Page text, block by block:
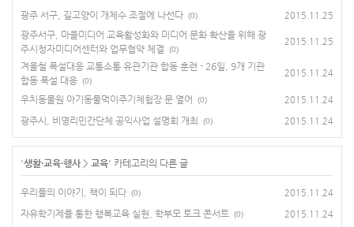
광주 서구, 길고양이 개체수 조절에 나선다 (0) 2015.11.25
광주서구, 마을미디어 교육활성화와 미디어 문화 확산을 위해 광
주시청자미디어센터와 업무협약 체결
(0)
2015.11.25
겨울철 폭설대응 교통소통 유관기관 합동 훈련 - 26일, 9개 기관
합동 폭설 대응 (0)
2015.11.24
우치동물원 아기동물먹이주기체험장 문 열어 (0) 2015.11.24
광주시, 비영리민간단체 공익사업 설명회 개최 (0) 2015.11.24
'생활·교육·행사> 교육' 카테고리의 다른 글
우리들의 이야기, 책이 되다 (0) 2015.11.24
자유학기제를 통한 행복교육 실현, 학부모 토크 콘서트 (0) 2015.11.24